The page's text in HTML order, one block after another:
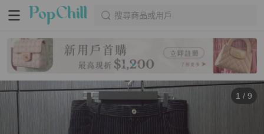
搜尋商品或用戶
1 / 9